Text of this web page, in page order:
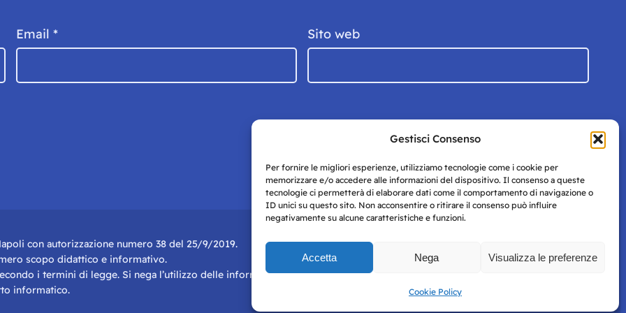
Gestisci Consenso
Per fornire le migliori esperienze, utilizziamo tecnologie come i cookie per
memorizzare e/o accedere alle informazioni del dispositivo. Il consenso a queste
tecnologie ci permetterà di elaborare dati come il comportamento di navigazione o
ID unici su questo sito. Non acconsentire o ritirare il consenso può influire
negativamente su alcune caratteristiche e funzioni.
Accetta Nega Visualizza le preferenze
Cookie Policy
Email * Sito web
con autorizzazione numero 38 del 25/9/2019.
scopo didattico e informativo.
i termini di legge. Si nega l’utilizzo delle informazioni in questo
informatico.
Policy